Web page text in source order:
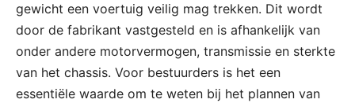
gewicht een voertuig veilig mag trekken. Dit wordt
door de fabrikant vastgesteld en is afhankelijk van
onder andere motorvermogen, transmissie en sterkte
van het chassis. Voor bestuurders is het een
essentiële waarde om te weten bij het plannen van